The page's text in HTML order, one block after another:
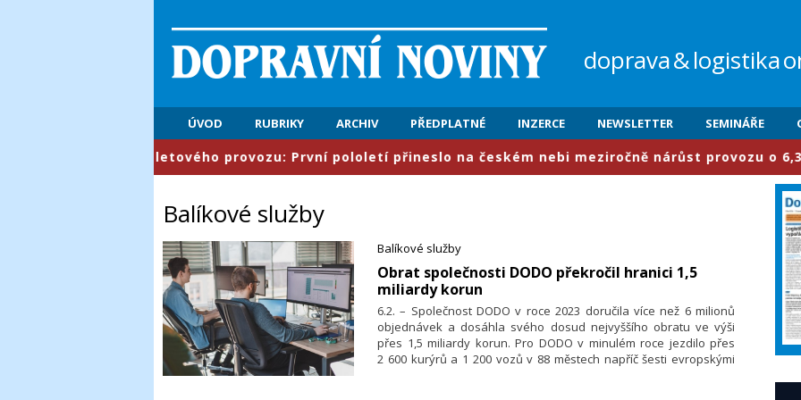
doprava&logistika
ÚVOD RUBRIKY ARCHIV PŘEDPLATNÉ INZERCE NEWSLETTER SEMINÁŘE
​Řízení letového provozu: První pololetí přineslo na českém nebi meziročně nárůst provozu o 6,3 procenta
Balíkové služby
Balíkové služby
​Obrat společnosti DODO překročil hranici 1,5
miliardy korun
6.2. – Společnost DODO v roce 2023 doručila více než 6 milionů
objednávek a dosáhla svého dosud nejvyššího obratu ve výši
přes 1,5 miliardy korun. Pro DODO v minulém roce jezdilo přes
2 600 kurýrů a 1 200 vozů v 88 městech napříč šesti evropskými